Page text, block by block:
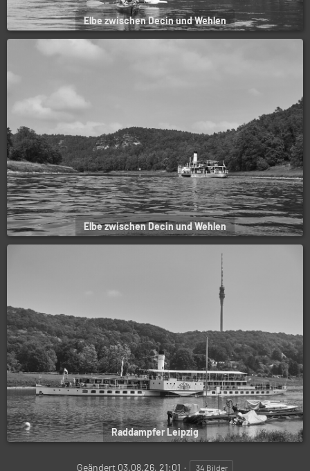
Elbe zwischen Decin und Wehlen
Elbe zwischen Decin und Wehlen
Raddampfer Leipzig
Geändert 03.08.26, 21:01 34 Bilder